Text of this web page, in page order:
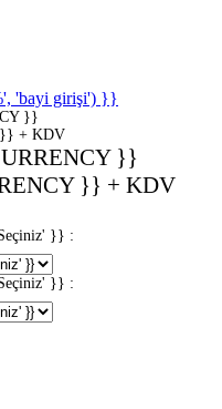
'bayi girişi') }}
}}
}} + KDV
}}
}} + KDV
}} :
}} :